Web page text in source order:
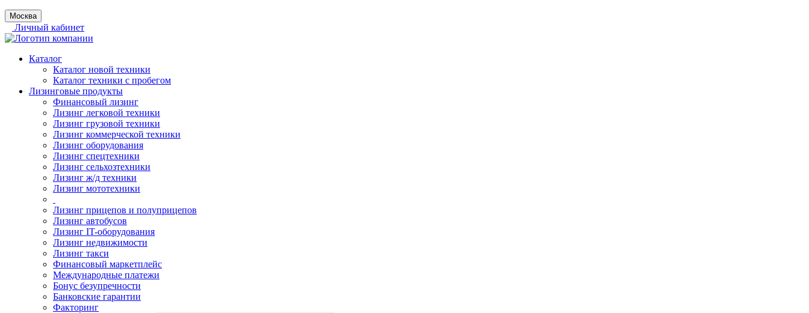
Москва
Личный кабинет
Каталог
Каталог новой техники
Каталог техники с пробегом
Лизинговые продукты
Финансовый лизинг
Лизинг легковой техники
Лизинг грузовой техники
Лизинг коммерческой техники
Лизинг оборудования
Лизинг спецтехники
Лизинг сельхозтехники
Лизинг ж/д техники
Лизинг мототехники
Лизинг прицепов и полуприцепов
Лизинг автобусов
Лизинг IT-оборудования
Лизинг недвижимости
Лизинг такси
Финансовый маркетплейс
Международные платежи
Бонус безупречности
Банковские гарантии
Факторинг